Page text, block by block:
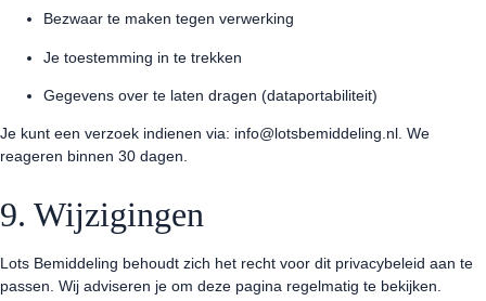
Bezwaar te maken tegen verwerking
Je toestemming in te trekken
Gegevens over te laten dragen (dataportabiliteit)
Je kunt een verzoek indienen via: info@lotsbemiddeling.nl. We
reageren binnen 30 dagen.
9. Wijzigingen
Lots Bemiddeling behoudt zich het recht voor dit privacybeleid aan te
passen. Wij adviseren je om deze pagina regelmatig te bekijken.